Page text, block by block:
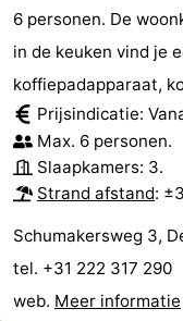
6 personen. De
in de keuken vind je
koffiepadapparaat,
Prijsindicatie:
Max. 6 personen.
Slaapkamers: 3.
Strand afstand:
Schumakersweg 3,
tel. +31 222 317 290
web. Meer informatie